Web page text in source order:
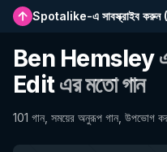
Spotalike-এ সাবস্ক্রাইব করুন(
Ben Hemsley
Editএর মতো গান
101 গান, সময়ের অনুরূপ গান, উপভোগ